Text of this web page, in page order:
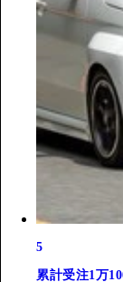
5
累計受注1万